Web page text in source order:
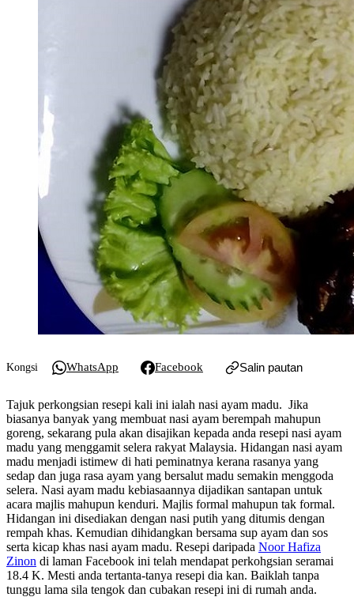
Kongsi WhatsApp Facebook Salin pautan
Tajuk perkongsian resepi kali ini ialah nasi ayam madu. Jika
biasanya banyak yang membuat nasi ayam berempah mahupun
goreng, sekarang pula akan disajikan kepada anda resepi nasi ayam
madu yang menggamit selera rakyat Malaysia. Hidangan nasi ayam
madu menjadi istimew di hati peminatnya kerana rasanya yang
sedap dan juga rasa ayam yang bersalut madu semakin menggoda
selera. Nasi ayam madu kebiasaannya dijadikan santapan untuk
acara majlis mahupun kenduri. Majlis formal mahupun tak formal.
Hidangan ini disediakan dengan nasi putih yang ditumis dengan
rempah khas. Kemudian dihidangkan bersama sup ayam dan sos
serta kicap khas nasi ayam madu. Resepi daripada ‎ Noor Hafiza
Zinon ‎ di laman Facebook ini telah mendapat perkohgsian seramai
18.4 K. Mesti anda tertanta-tanya resepi dia kan. Baiklah tanpa
tunggu lama sila tengok dan cubakan resepi ini di rumah anda.